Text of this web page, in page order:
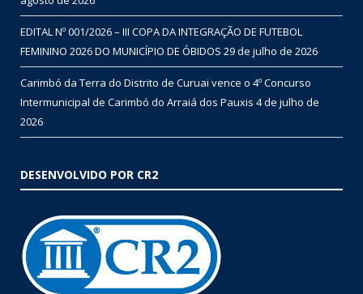
EDITAL Nº 001/2026 – III COPA DA INTEGRAÇÃO DE FUTEBOL
FEMININO 2026 DO MUNICÍPIO DE ÓBIDOS 29 de julho de 2026
Carimbó da Terra do Distrito de Curuai vence o 4º Concurso
Intermunicipal de Carimbó do Arraiá dos Pauxis 4 de julho de
2026
DESENVOLVIDO POR CR2